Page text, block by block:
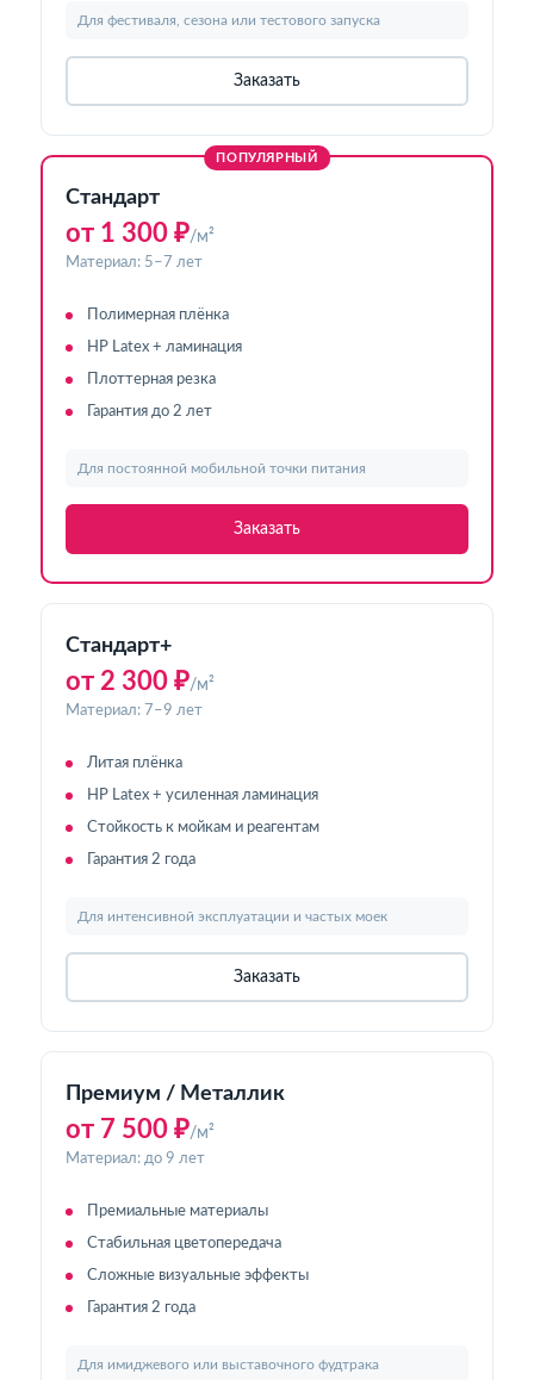
Для фестиваля, сезона или тестового запуска
Заказать
ПОПУЛЯРНЫЙ
Стандарт
от 1 300 ₽/м²
Материал: 5–7 лет
Полимерная плёнка
HP Latex + ламинация
Плоттерная резка
Гарантия до 2 лет
Для постоянной мобильной точки питания
Заказать
Стандарт+
от 2 300 ₽/м²
Материал: 7–9 лет
Литая плёнка
HP Latex + усиленная ламинация
Стойкость к мойкам и реагентам
Гарантия 2 года
Для интенсивной эксплуатации и частых моек
Заказать
Премиум / Металлик
от 7 500 ₽/м²
Материал: до 9 лет
Премиальные материалы
Стабильная цветопередача
Сложные визуальные эффекты
Гарантия 2 года
Для имиджевого или выставочного фудтрака